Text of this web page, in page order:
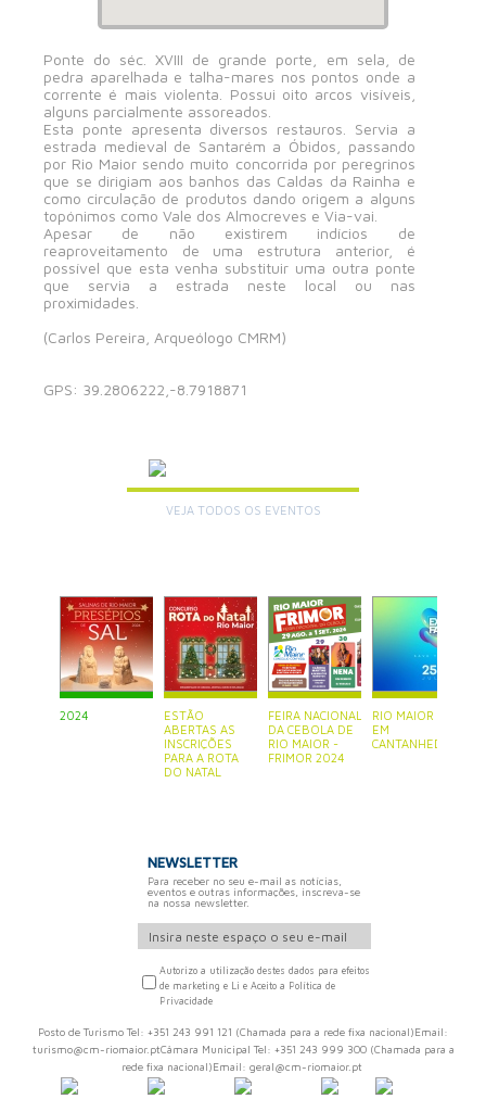
Ponte do séc. XVIII de grande porte, em sela, de
pedra aparelhada e talha-mares nos pontos onde a
corrente é mais violenta. Possui oito arcos visíveis,
alguns parcialmente assoreados.
Esta ponte apresenta diversos restauros. Servia a
estrada medieval de Santarém a Óbidos, passando
por Rio Maior sendo muito concorrida por peregrinos
que se dirigiam aos banhos das Caldas da Rainha e
como circulação de produtos dando origem a alguns
topónimos como Vale dos Almocreves e Via-vai.
Apesar de não existirem indícios de
reaproveitamento de uma estrutura anterior, é
possível que esta venha substituir uma outra ponte
que servia a estrada neste local ou nas
proximidades.
(Carlos Pereira, Arqueólogo CMRM)
GPS: 39.2806222,-8.7918871
VEJA TODOS OS EVENTOS
2024
ESTÃO
ABERTAS AS
INSCRIÇÕES
PARA A ROTA
DO NATAL
FEIRA NACIONAL
DA CEBOLA DE
RIO MAIOR -
FRIMOR 2024
RIO MAIOR ESTÁ
EM
CANTANHEDE
NEWSLETTER
Para receber no seu e-mail as notícias,
eventos e outras informações, inscreva-se
na nossa newsletter.
Autorizo a utilização destes dados para efeitos
de marketing e Li e Aceito a Política de
Privacidade
Posto de Turismo Tel: +351 243 991 121 (Chamada para a rede fixa nacional)Email:
turismo@cm-riomaior.ptCâmara Municipal Tel: +351 243 999 300 (Chamada para a
rede fixa nacional)Email: geral@cm-riomaior.pt